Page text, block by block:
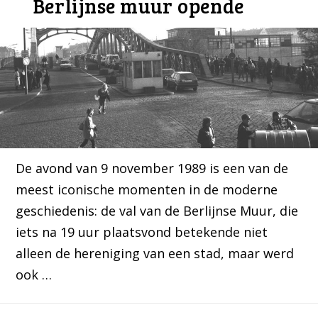
Berlijnse muur opende
De avond van 9 november 1989 is een van de
meest iconische momenten in de moderne
geschiedenis: de val van de Berlijnse Muur, die
iets na 19 uur plaatsvond betekende niet
alleen de hereniging van een stad, maar werd
ook …